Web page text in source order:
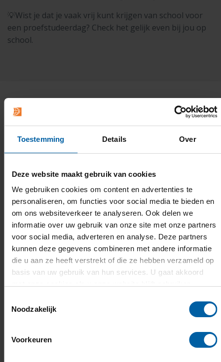
Toestemming Details Over
Deze website maakt gebruik van cookies
We gebruiken cookies om content en advertenties te
personaliseren, om functies voor social media te bieden en
om ons websiteverkeer te analyseren. Ook delen we
informatie over uw gebruik van onze site met onze partners
voor social media, adverteren en analyse. Deze partners
kunnen deze gegevens combineren met andere informatie
die u aan ze heeft verstrekt of die ze hebben verzameld op
basis van uw gebruik van hun services. U gaat akkoord
Noodzakelijk
Voorkeuren
💡Wist je dat je vaak vrij kunt krijgen van school voor
een proefstudeerdag? Check het gelijk even bij jou op
school.
Studiekeuzeactiviteiten
Wil je nog kennismaken met onze opleidingen?
Persoonlijk
adviesgesprek
Proefstuderen of meelopen?